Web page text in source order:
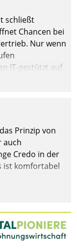
schließt
Chancen bei
Nur wenn
IT-gestützt auf.
Prinzip von
auch
Credo in der
ist komfortabel